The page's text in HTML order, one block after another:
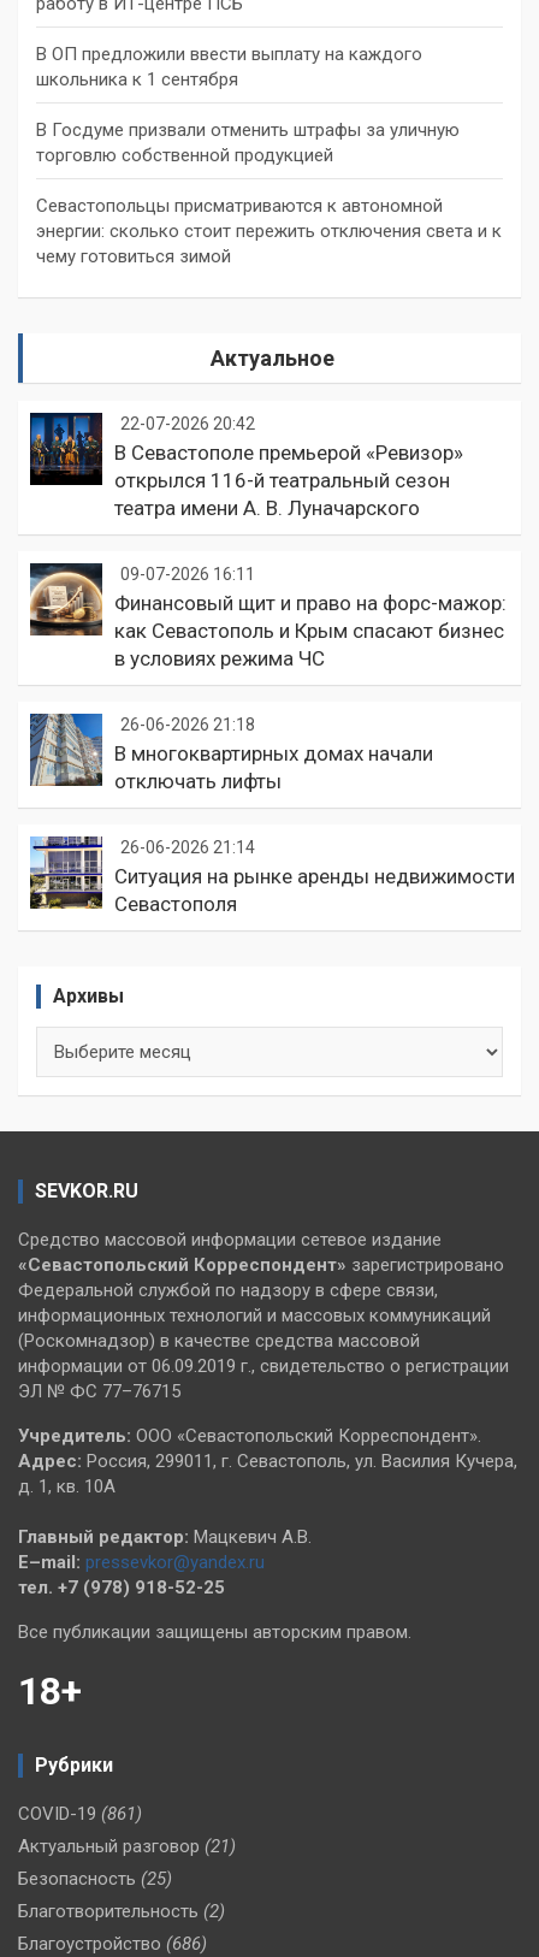
В ОП предложили ввести выплату на каждого
школьника к 1 сентября
В Госдуме призвали отменить штрафы за уличную
торговлю собственной продукцией
Севастопольцы присматриваются к автономной
энергии: сколько стоит пережить отключения света и к
чему готовиться зимой
Актуальное
22-07-2026 20:42
В Севастополе премьерой «Ревизор»
открылся 116-й театральный сезон
театра имени А. В. Луначарского
09-07-2026 16:11
Финансовый щит и право на форс-мажор:
как Севастополь и Крым спасают бизнес
в условиях режима ЧС
26-06-2026 21:18
В многоквартирных домах начали
отключать лифты
26-06-2026 21:14
Ситуация на рынке аренды недвижимости
Севастополя
Архивы
SEVKOR.RU
Средство массовой информации сетевое издание
«Севастопольский Корреспондент» зарегистрировано
Федеральной службой по надзору в сфере связи,
информационных технологий и массовых коммуникаций
(Роскомнадзор) в качестве средства массовой
информации от 06.09.2019 г., свидетельство о регистрации
ЭЛ № ФС 77–76715
Учредитель: ООО «Севастопольский Корреспондент».
Адрес: Россия, 299011, г. Севастополь, ул. Василия Кучера,
д. 1, кв. 10А
Главный редактор: Мацкевич А.В.
E–mail: pressevkor@yandex.ru
тел. +7 (978) 918-52-25
Все публикации защищены авторским правом.
18+
Рубрики
COVID-19 (861)
Актуальный разговор (21)
Безопасность (25)
Благотворительность (2)
Благоустройство (686)